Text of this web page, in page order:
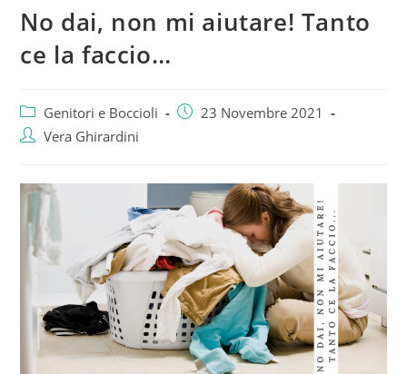
No dai, non mi aiutare! Tanto
ce la faccio…
Genitori e Boccioli
23 Novembre 2021
Vera Ghirardini